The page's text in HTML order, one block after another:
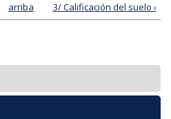
arriba
3/ Calificación del suelo ›